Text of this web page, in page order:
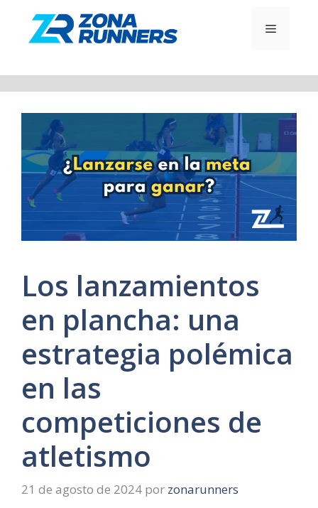
contenido
MENÚ
Los lanzamientos
en plancha: una
estrategia polémica
en las
competiciones de
atletismo
21 de agosto de 2024 por zonarunners